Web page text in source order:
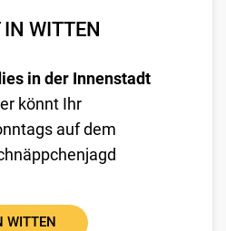
WITTEN
in der Innenstadt
könnt Ihr
auf dem
WITTEN